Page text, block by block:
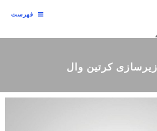
فهرست
زیرسازی کرتین وال